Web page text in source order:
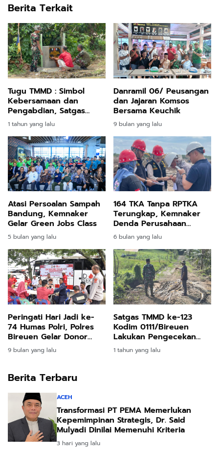
Berita Terkait
Tugu TMMD : Simbol
Kebersamaan dan
Pengabdian, Satgas
TMMD Pasang Plakat
1 tahun yang lalu
Danramil 06/ Peusangan
dan Jajaran Komsos
Bersama Keuchik
9 bulan yang lalu
Atasi Persoalan Sampah
Bandung, Kemnaker
Gelar Green Jobs Class
5 bulan yang lalu
164 TKA Tanpa RPTKA
Terungkap, Kemnaker
Denda Perusahaan
Rp2,17 Miliar
6 bulan yang lalu
Peringati Hari Jadi ke-
74 Humas Polri, Polres
Bireuen Gelar Donor
Darah
9 bulan yang lalu
Satgas TMMD ke-123
Kodim 0111/Bireuen
Lakukan Pengecekan
Jalan Usai Hujan Deras
1 tahun yang lalu
Berita Terbaru
ACEH
Transformasi PT PEMA Memerlukan
Kepemimpinan Strategis, Dr. Said
Mulyadi Dinilai Memenuhi Kriteria
3 hari yang lalu